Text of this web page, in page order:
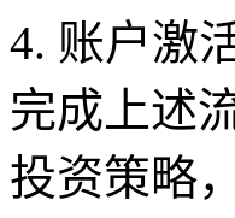
4. 账户激
完成上述
投资策略